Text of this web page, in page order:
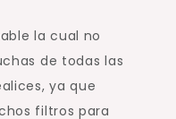
la cual no
de todas las
ya que
filtros para